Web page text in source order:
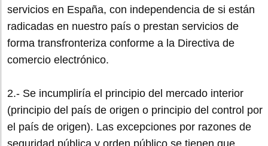
servicios en España, con independencia de si están
radicadas en nuestro país o prestan servicios de
forma transfronteriza conforme a la Directiva de
comercio electrónico.
2.- Se incumpliría el principio del mercado interior
(principio del país de origen o principio del control por
el país de origen). Las excepciones por razones de